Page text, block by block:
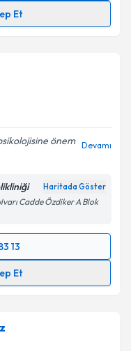
Et
ile bilgilendireceğiz.
ilişkin
ediyorum.
Gönder
önem Devamı
Haritada Göster
Cadde Özdiker A Blok
13
Et
ile bilgilendireceğiz.